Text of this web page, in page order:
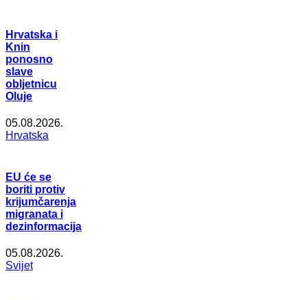
Hrvatska i
Knin
ponosno
slave
obljetnicu
Oluje
05.08.2026.
Hrvatska
EU će se
boriti protiv
krijumčarenja
migranata i
dezinformacija
05.08.2026.
Svijet